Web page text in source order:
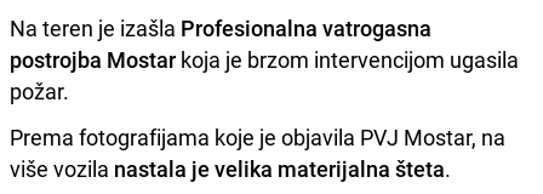
Na teren je izašla Profesionalna vatrogasna
postrojba Mostar koja je brzom intervencijom ugasila
požar.
Prema fotografijama koje je objavila PVJ Mostar, na
više vozila nastala je velika materijalna šteta.